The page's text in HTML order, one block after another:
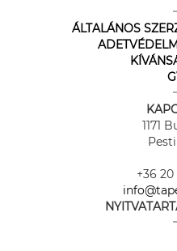
ÁLTALÁNOS
1171
+36 20